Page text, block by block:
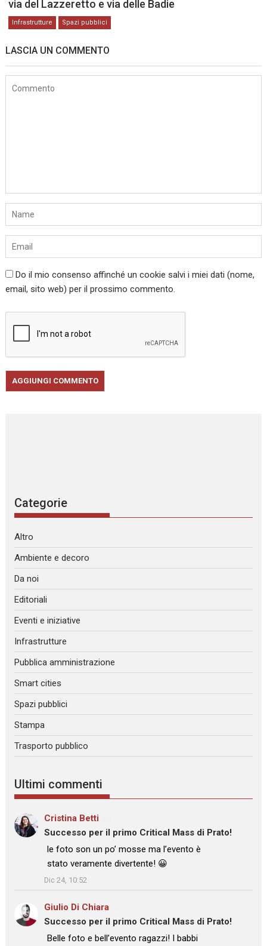
via del Lazzeretto e via delle Badie
Infrastrutture Spazi pubblici
LASCIA UN COMMENTO
Do il mio consenso affinché un cookie salvi i miei dati (nome,
email, sito web) per il prossimo commento.
Categorie
Altro
Ambiente e decoro
Da noi
Editoriali
Eventi e iniziative
Infrastrutture
Pubblica amministrazione
Smart cities
Spazi pubblici
Stampa
Trasporto pubblico
Ultimi commenti
Cristina Betti
Successo per il primo Critical Mass di Prato!
: “
le foto son un po’ mosse ma l’evento è
stato veramente divertente! 😀
”
Dic 24, 10:52
Giulio Di Chiara
Successo per il primo Critical Mass di Prato!
: “
Belle foto e bell’evento ragazzi! I babbi